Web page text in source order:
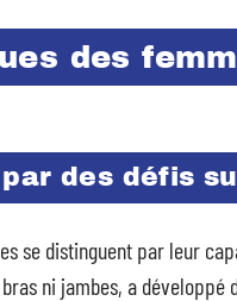
des
des défis
se distinguent par leur
ni jambes, a